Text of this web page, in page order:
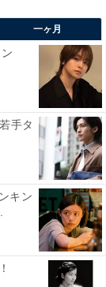
）87票
一ヶ月
手タ
キン